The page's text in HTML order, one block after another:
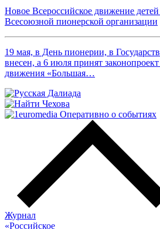
Новое Всероссийское движение
Всесоюзной пионерской организации
19 мая, в День пионерии, в
внесен, а 6 июля принят
движения «Большая…
Журнал
«Российское